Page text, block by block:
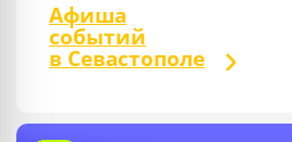
Афиша
событий
в Севастополе